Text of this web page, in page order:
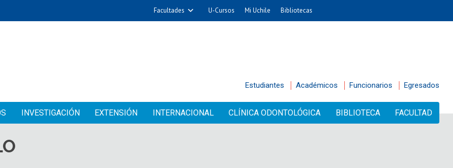
Facultades U-Cursos Mi Uchile Bibliotecas
Estudiantes Académicos Funcionarios Egresados
INVESTIGACIÓN EXTENSIÓN INTERNACIONAL CLÍNICA ODONTOLÓGICA BIBLIOTECA FACULTAD